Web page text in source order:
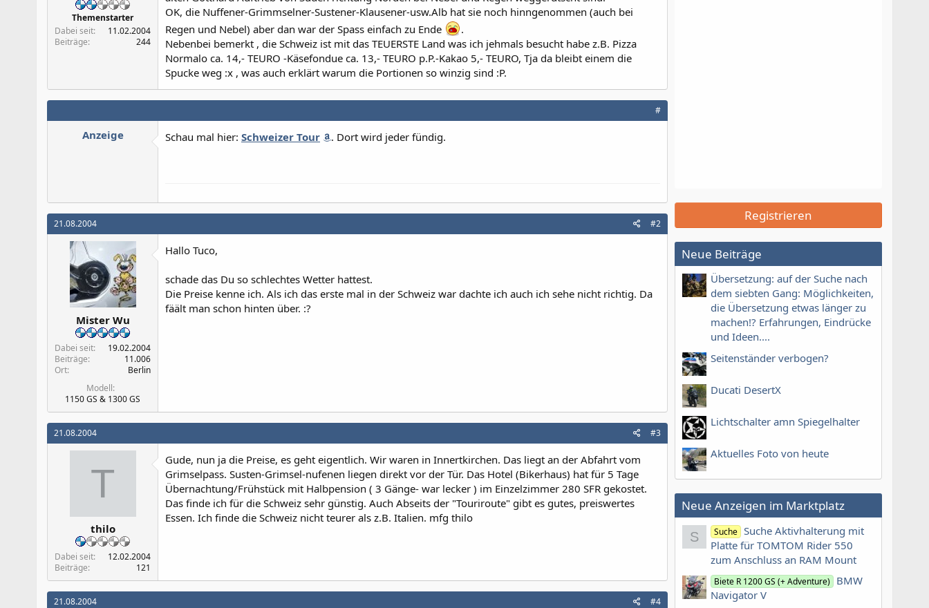
Themenstarter
Dabei seit
11.02.2004
Beiträge
244
OK, die Nuffener-Grimmselner-Sustener-Klausener-usw.Alb hat sie noch hinngenommen (auch bei
Regen und Nebel) aber dan war der Spass einfach zu Ende
.
Nebenbei bemerkt , die Schweiz ist mit das TEUERSTE Land was ich jehmals besucht habe z.B. Pizza
Normalo ca. 14,- TEURO -Käsefondue ca. 13,- TEURO p.P.-Kakao 5,- TEURO, Tja da bleibt einem die
Spucke weg :x , was auch erklärt warum die Portionen so winzig sind :P.
#
Anzeige Schau mal hier: Schweizer Tour . Dort wird jeder fündig.
21.08.2004 #2
Mister Wu
Dabei seit
19.02.2004
Beiträge
11.006
Ort
Berlin
Modell
1150 GS & 1300 GS
Hallo Tuco,
schade das Du so schlechtes Wetter hattest.
Die Preise kenne ich. Als ich das erste mal in der Schweiz war dachte ich auch ich sehe nicht richtig. Da
fäält man schon hinten über. :?
21.08.2004 #3
T
thilo
Dabei seit
12.02.2004
Beiträge
121
Gude, nun ja die Preise, es geht eigentlich. Wir waren in Innertkirchen. Das liegt an der Abfahrt vom
Grimselpass. Susten-Grimsel-nufenen liegen direkt vor der Tür. Das Hotel (Bikerhaus) hat für 5 Tage
Übernachtung/Frühstück mit Halbpension ( 3 Gänge- war lecker ) im Einzelzimmer 280 SFR gekostet.
Das finde ich für die Schweiz sehr günstig. Auch Abseits der "Touriroute" gibt es gutes, preiswertes
Essen. Ich finde die Schweiz nicht teurer als z.B. Italien. mfg thilo
21.08.2004 #4
Registrieren
Neue Beiträge
Übersetzung: auf der Suche nach
dem siebten Gang: Möglichkeiten,
die Übersetzung etwas länger zu
machen!? Erfahrungen, Eindrücke
und Ideen....
Seitenständer verbogen?
Ducati DesertX
Lichtschalter amn Spiegelhalter
Aktuelles Foto von heute
Neue Anzeigen im Marktplatz
S Suche Suche Aktivhalterung mit
Platte für TOMTOM Rider 550
zum Anschluss an RAM Mount
Biete R 1200 GS (+ Adventure) BMW
Navigator V